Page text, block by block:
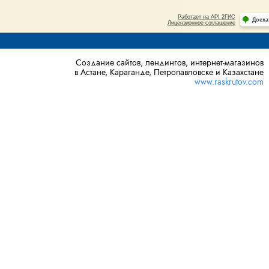
Создание сайтов, лендингов, интернет-магазинов
в Астане, Караганде, Петропавловске и Казахстане
www.raskrutov.com